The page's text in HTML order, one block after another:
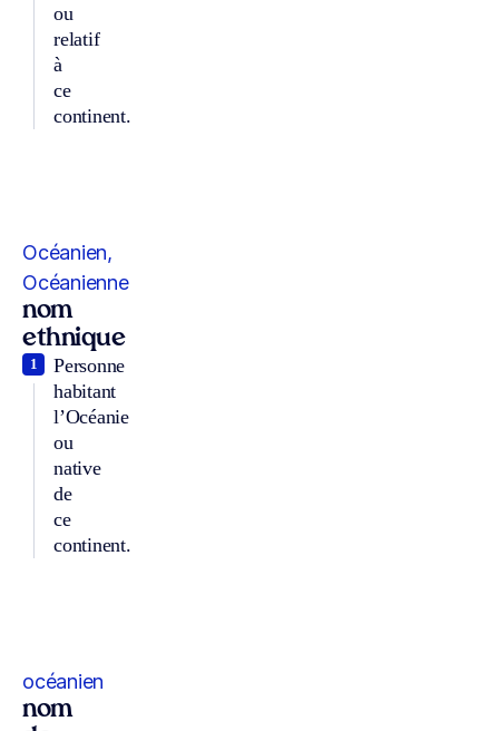
ou
relatif
à
ce
continent.
Océanien,
Océanienne
nom
ethnique
Personne
habitant
l’Océanie
ou
native
de
ce
continent.
1
océanien
nom